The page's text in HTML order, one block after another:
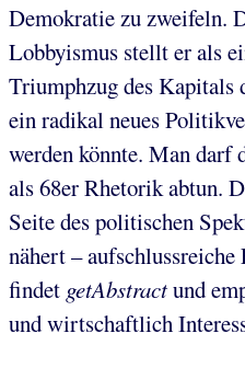
Demokratie zu zweifeln.
Lobbyismus stellt er als
Triumphzug des Kapitals
ein radikal neues
werden könnte. Man darf
als 68er Rhetorik abtun.
Seite des politischen
nähert –
findet getAbstractund
und wirtschaftlich